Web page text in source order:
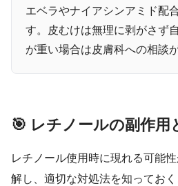
エベラやナイアシンアミド配
す。皮むけは無理に剥がさず
が重い場合は皮膚科への相談
🎯 レチノールの副作用
レチノール使用時に現れる可能
解し、適切な対処法を知っておく